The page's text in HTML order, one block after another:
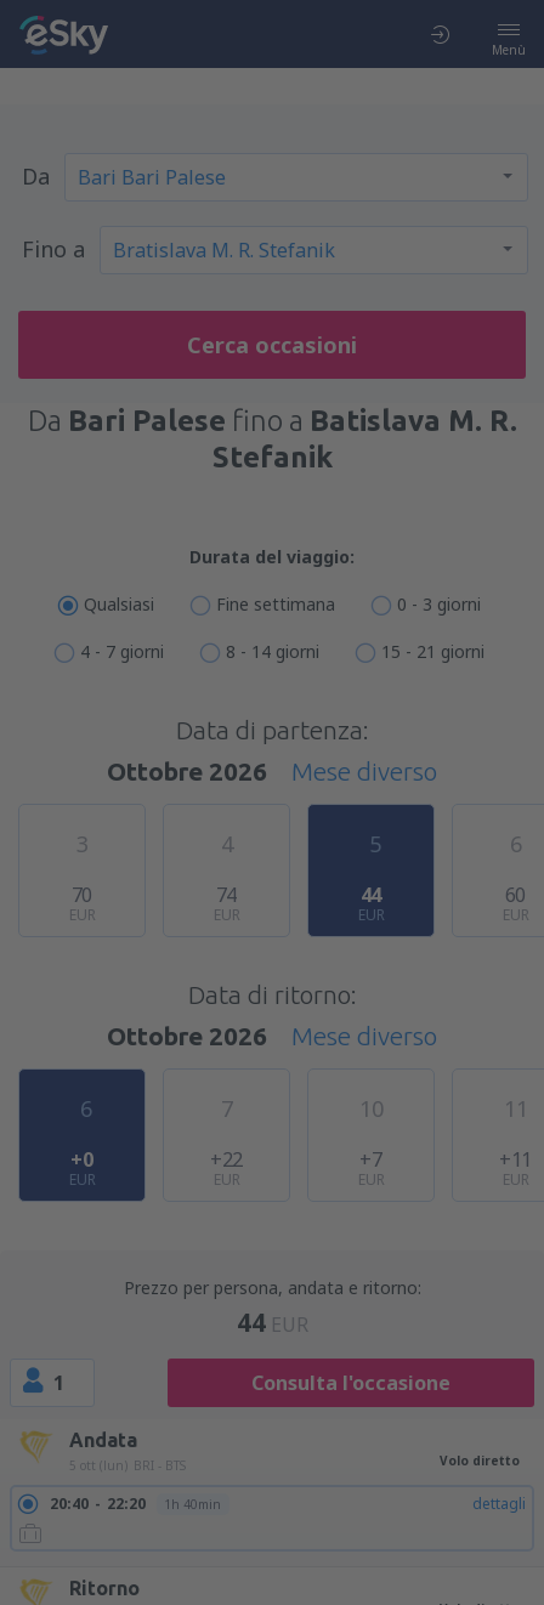
Menù
Da
Fino a
Cerca occasioni
Da Bari Palese fino a Batislava M. R.
Stefanik
Durata del viaggio:
Qualsiasi Fine settimana 0 - 3 giorni
4 - 7 giorni 8 - 14 giorni 15 - 21 giorni
Data di partenza:
Ottobre 2026
Mese diverso
3
70
EUR
4
74
EUR
5
44
EUR
6
60
EUR
Data di ritorno:
Ottobre 2026
Mese diverso
6
+0
EUR
7
+22
EUR
10
+7
EUR
11
+11
EUR
Prezzo per persona, andata e ritorno:
44 EUR
1 Consulta l'occasione
Andata
5 ott (lun) BRI - BTS Volo diretto
20:40 22:20 1h 40min dettagli
Ritorno